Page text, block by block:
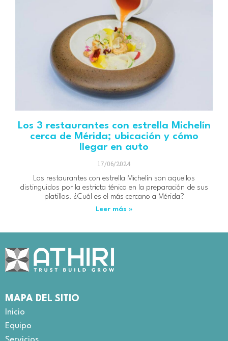
Los 3 restaurantes con estrella Michelín
cerca de Mérida; ubicación y cómo
llegar en auto
17/06/2024
Los restaurantes con estrella Michelín son aquellos
distinguidos por la estricta ténica en la preparación de sus
platillos. ¿Cuál es el más cercano a Mérida?
Leer más »
MAPA DEL SITIO
Inicio
Equipo